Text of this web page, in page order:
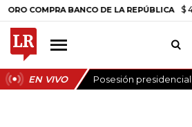
BANCO DE LA REPÚBLICA $
EN VIVO Posesión